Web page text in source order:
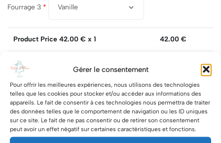
Gérer le consentement
Pour offrir les meilleures expériences, nous utilisons des technologies
telles que les cookies pour stocker et/ou accéder aux informations des
appareils. Le fait de consentir à ces technologies nous permettra de traiter
des données telles que le comportement de navigation ou les ID uniques
sur ce site. Le fait de ne pas consentir ou de retirer son consentement
peut avoir un effet négatif sur certaines caractéristiques et fonctions.
Fourrage 3 *
Product Price 42.00 € x 1 42.00 €
Total
Quantity: